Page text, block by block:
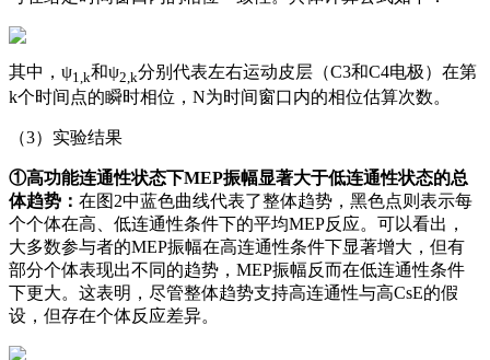
其中，ψ1,k和ψ2,k分别代表左右运动皮层（C3和C4电极）在第
k个时间点的瞬时相位，N为时间窗口内的相位估算次数。
（3）实验结果
①高功能连通性状态下MEP振幅显著大于低连通性状态的总
体趋势： 在图2中蓝色曲线代表了整体趋势，黑色点则表示每
个个体在高、低连通性条件下的平均MEP反应。可以看出，
大多数参与者的MEP振幅在高连通性条件下显著增大，但有
部分个体表现出不同的趋势，MEP振幅反而在低连通性条件
下更大。这表明，尽管整体趋势支持高连通性与高CsE的假
设，但存在个体反应差异。